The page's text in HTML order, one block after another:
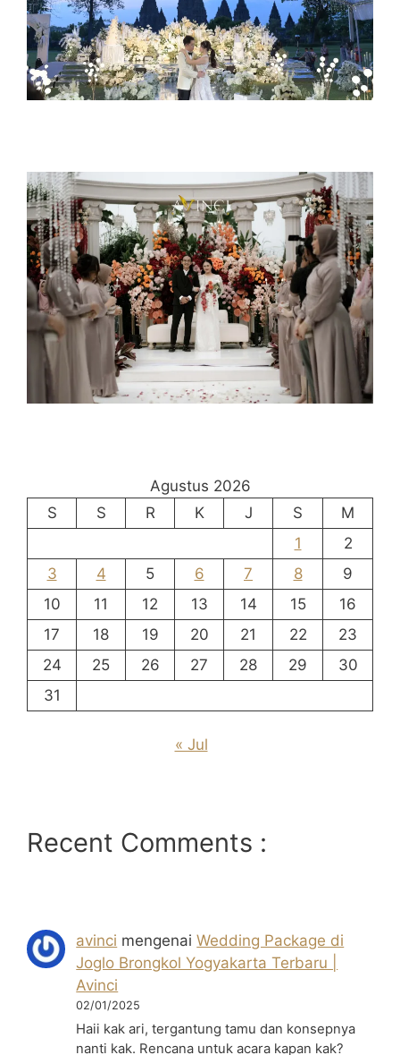
Agustus 2026
S
S R K J S
M
1
2
3
4 5 6 7 8
9
10
11 12 13 14 15
16
17
18 19 20 21 22
23
24
25 26 27 28 29
30
31
« Jul
Recent Comments :
avinci mengenaiWedding Package di
Joglo Brongkol Yogyakarta Terbaru |
Avinci
02/01/2025
Haii kak ari, tergantung tamu dan konsepnya
nanti kak. Rencana untuk acara kapan kak?